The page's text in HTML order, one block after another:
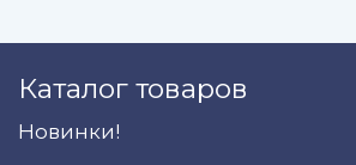
Каталог товаров
Новинки!